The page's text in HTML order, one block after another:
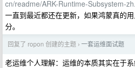
cn/readme/ARK-Runtime-Subsystem-
一直到最近都还在更新，如果鸿蒙真的
分。
回复了 ropon 创建的主题 › 一套运维面试题
老运维个人理解：运维的本质其实在于